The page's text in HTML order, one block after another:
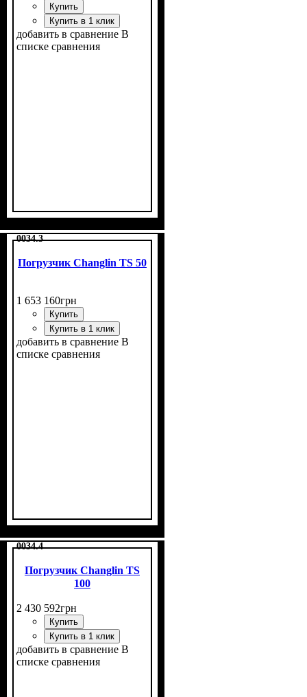
Купить
Купить в 1 клик
добавить в сравнение В
списке сравнения
0034.3
Погрузчик Changlin TS 50
1 653 160грн
Купить
Купить в 1 клик
добавить в сравнение В
списке сравнения
0034.4
Погрузчик Changlin TS
100
2 430 592грн
Купить
Купить в 1 клик
добавить в сравнение В
списке сравнения